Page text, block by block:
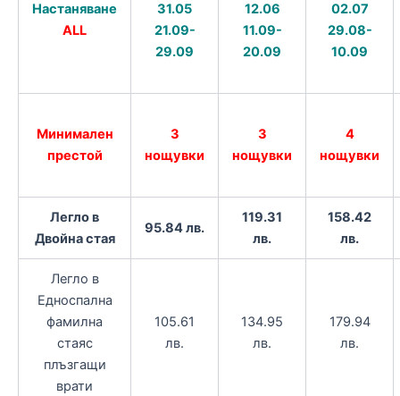
Настаняване
ALL
31.05
21.09-
29.09
12.06
11.09-
20.09
02.07
29.08-
10.09
Минимален
престой
3
нощувки
3
нощувки
4
нощувки
Легло в
Двойна стая
95.84 лв.
119.31
лв.
158.42
лв.
Легло в
Едноспална
фамилна
стаяс
плъзгащи
врати
105.61
лв.
134.95
лв.
179.94
лв.